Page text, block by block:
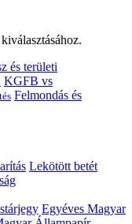
és területi
KGFB vs
Felmondás és
Lekötött betét
Egyéves Magyar